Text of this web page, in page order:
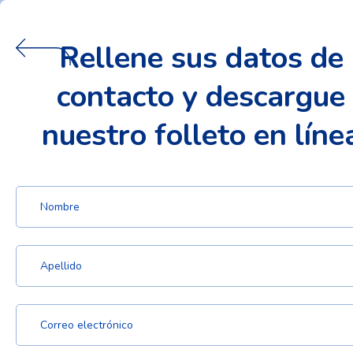
Rellene sus datos de
contacto y descargue
nuestro folleto en